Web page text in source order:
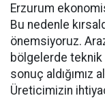
Erzurum
Bu nedenle
önemsiyoruz.
bölgelerde teknik
sonuç aldığımız
Üreticimizin